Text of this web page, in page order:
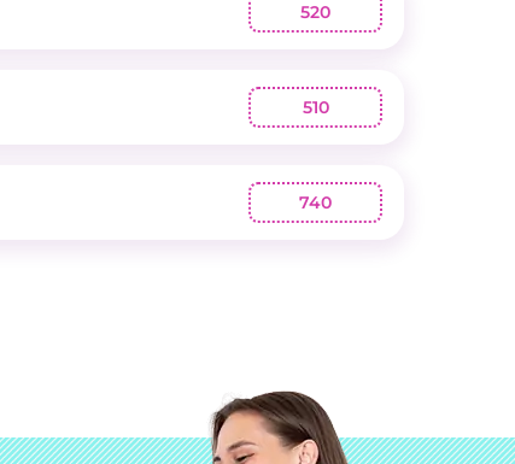
520
510
740